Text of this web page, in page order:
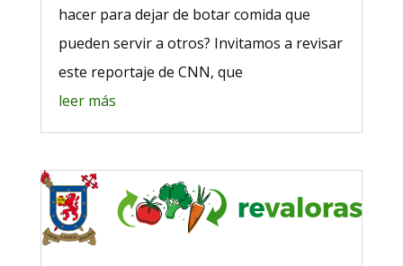
hacer para dejar de botar comida que
pueden servir a otros? Invitamos a revisar
este reportaje de CNN, que
leer más